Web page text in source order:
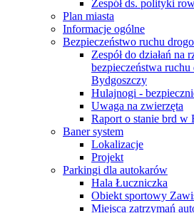
Zespół ds. polityki
Plan miasta
Informacje ogólne
Bezpieczeństwo ruchu
Zespół do działań na
bezpieczeństwa
Bydgoszczy
Hulajnogi -
Uwaga na zwierzęta
Raport o stanie brd w
Baner system
Lokalizacje
Projekt
Parkingi dla autokarów
Hala Łuczniczka
Obiekt sportowy
Miejsca zatrzymań